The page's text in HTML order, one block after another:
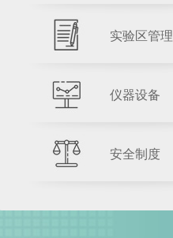
实验区管理
仪器设备
安全制度